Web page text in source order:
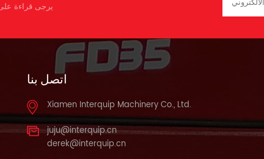
يرجى قراءة
اتصل بنا
Xiamen Interquip Machinery Co., Ltd.
juju@interquip.cn
derek@interquip.cn